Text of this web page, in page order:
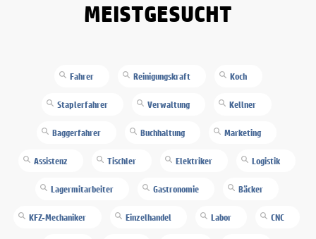
MEISTGESUCHT
Fahrer Reinigungskraft Koch
Staplerfahrer Verwaltung Kellner
Baggerfahrer Buchhaltung Marketing
Assistenz Tischler Elektriker Logistik
Lagermitarbeiter Gastronomie Bäcker
KFZ-Mechaniker Einzelhandel Labor CNC